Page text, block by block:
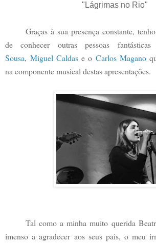
"Lágrimas no Rio"
Graças à sua presença constante,
de conhecer outras pessoas
Sousa, Miguel Caldas e o Carlos Magano
na componente musical destas apresentações.
Tal como a minha muito querida
imenso a agradecer aos seus pais, o meu